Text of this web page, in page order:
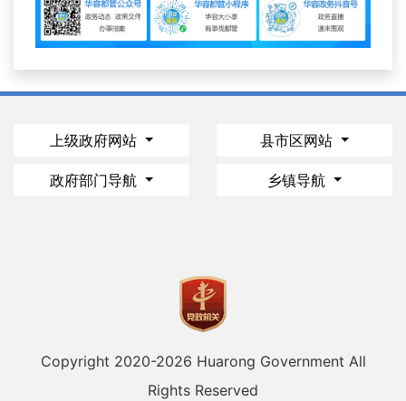
上级政府网站 县市区网站
政府部门导航 乡镇导航
Copyright 2020-2026 Huarong Government All
Rights Reserved